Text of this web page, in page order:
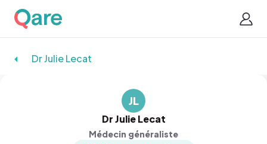
Dr Julie Lecat
JL
Dr Julie Lecat
Médecin généraliste